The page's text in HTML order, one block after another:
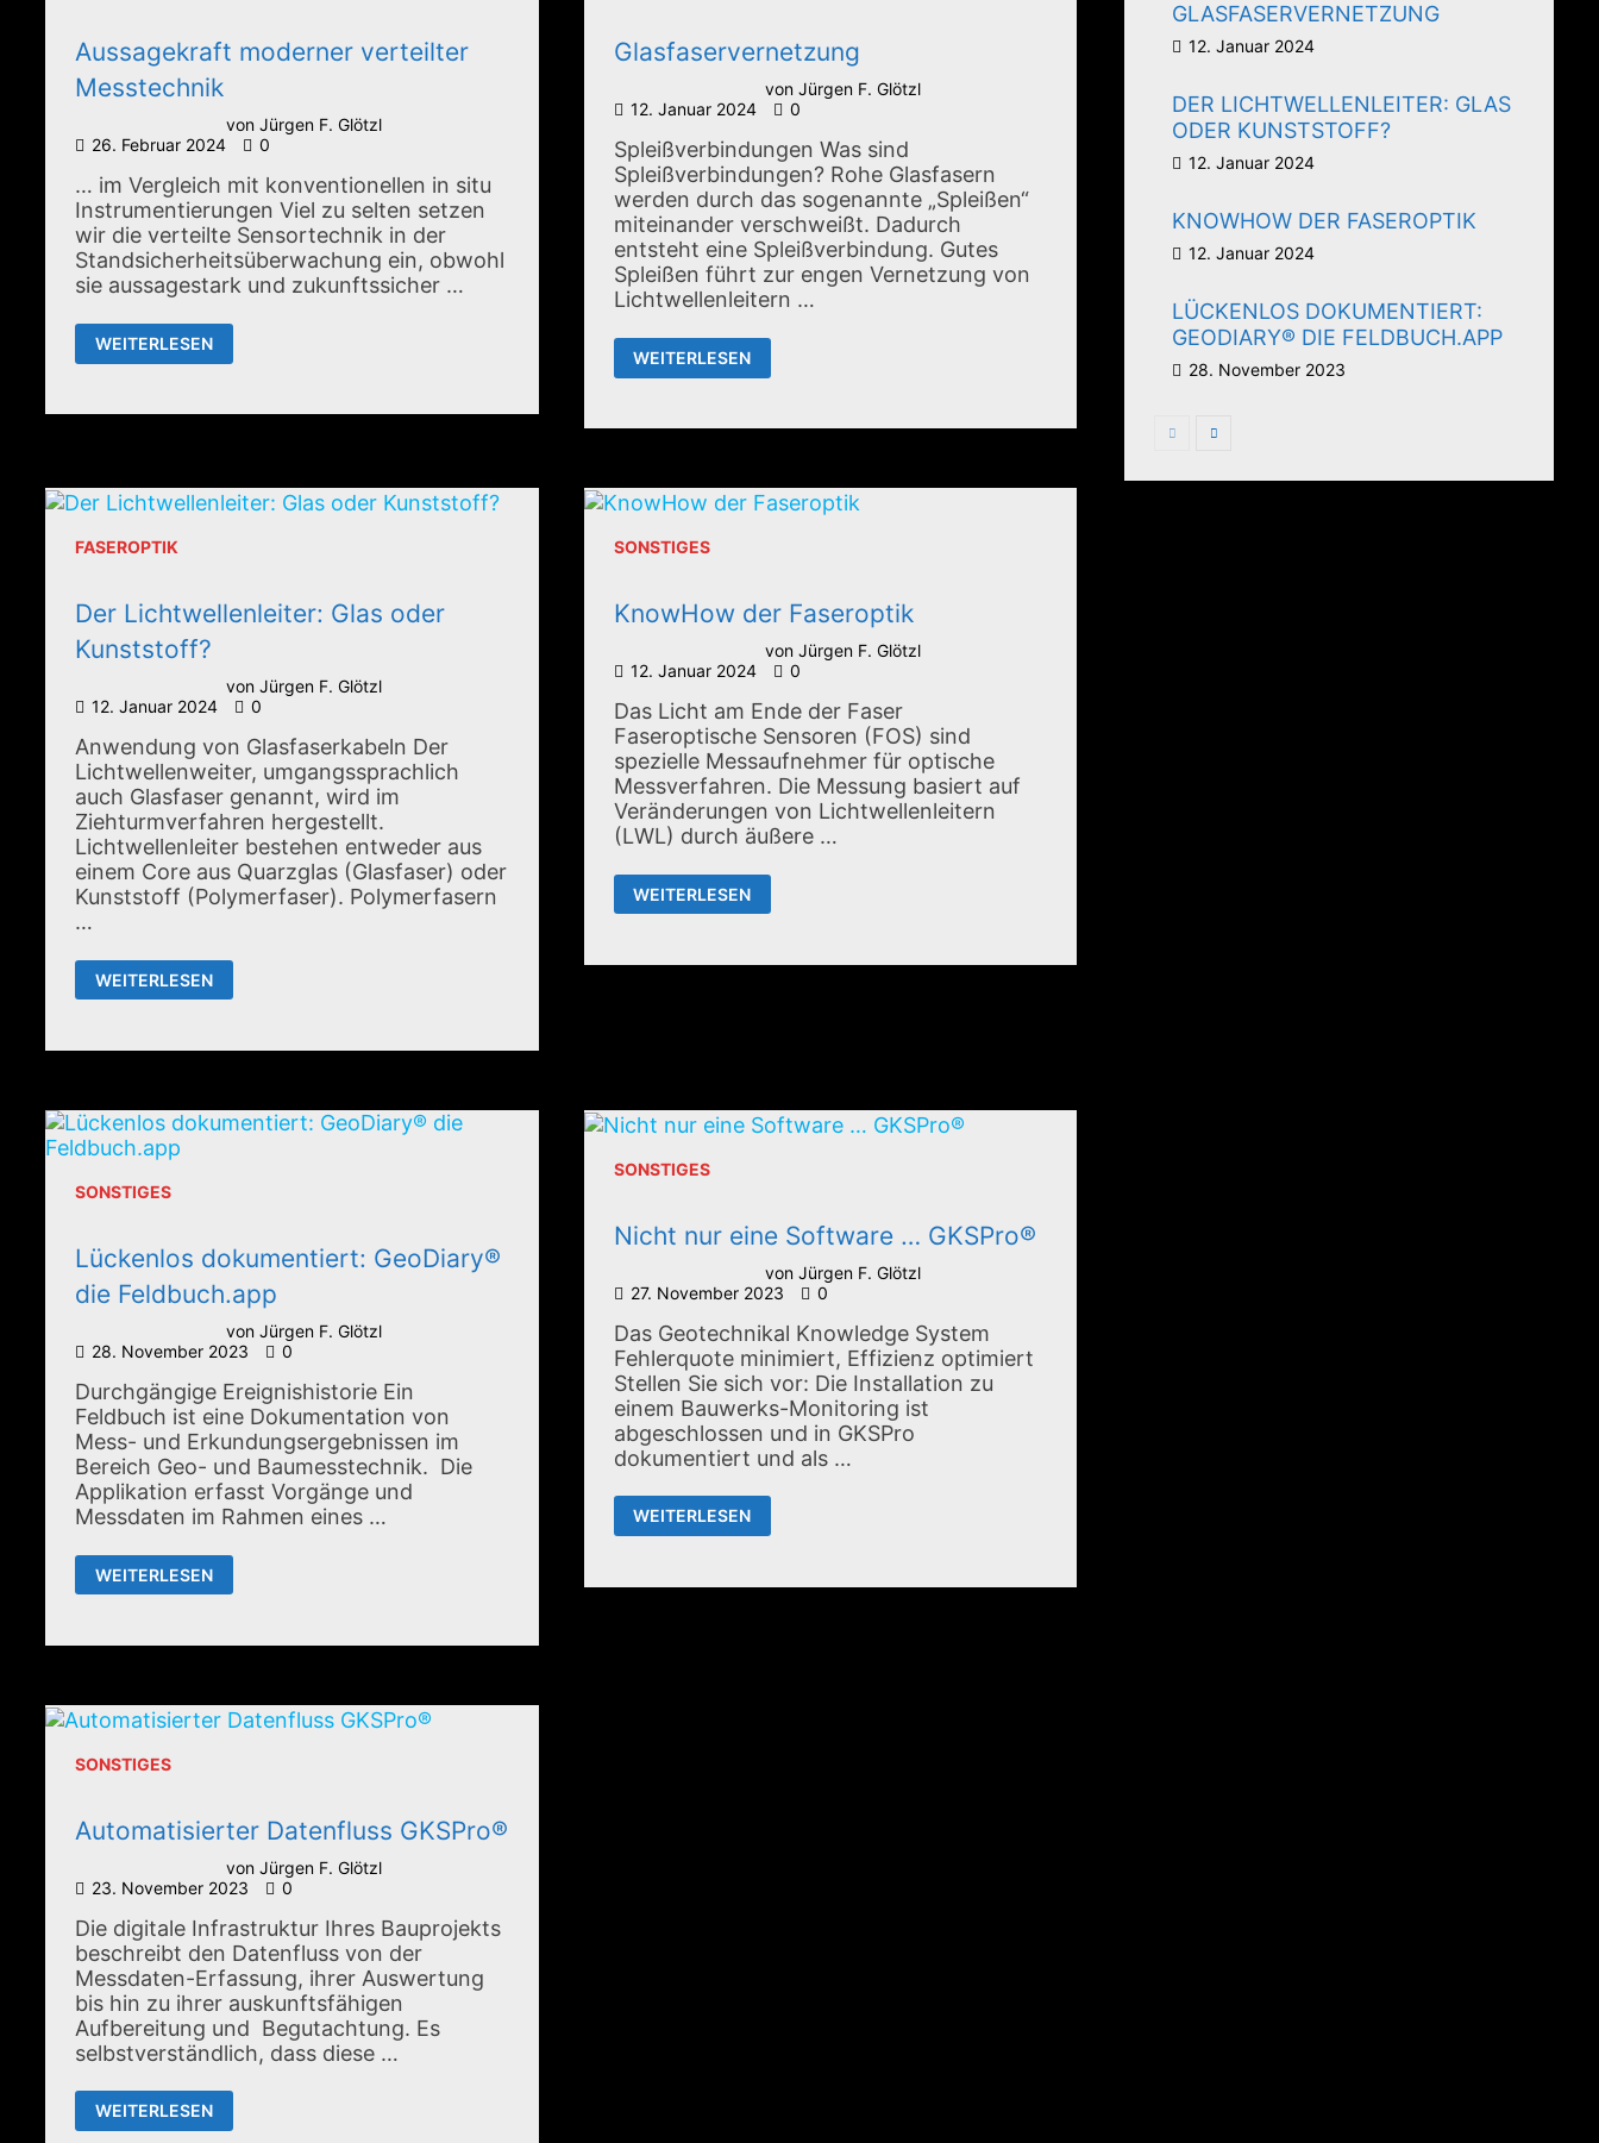
Aussagekraft moderner verteilter
Messtechnik
vonJürgen F. Glötzl
26. Februar 2024
0
… im Vergleich mit konventionellen in situ
Instrumentierungen Viel zu selten setzen
wir die verteilte Sensortechnik in der
Standsicherheitsüberwachung ein, obwohl
sie aussagestark und zukunftssicher …
AUSSAGEKRAFT
MODERNER
VERTEILTER
WEITERLESEN
Glasfaservernetzung
von Jürgen F. Glötzl
12. Januar 2024
0
Spleißverbindungen Was sind
Spleißverbindungen? Rohe Glasfasern
werden durch das sogenannte „Spleißen“
miteinander verschweißt. Dadurch
entsteht eine Spleißverbindung. Gutes
Spleißen führt zur engen Vernetzung von
Lichtwellenleitern …
GLASFASERVERNETZUNG
WEITERLESEN
FASEROPTIK
Der Lichtwellenleiter: Glas oder
Kunststoff?
vonJürgen F. Glötzl
12. Januar 2024
0
Anwendung von Glasfaserkabeln Der
Lichtwellenweiter, umgangssprachlich
auch Glasfaser genannt, wird im
Ziehturmverfahren hergestellt.
Lichtwellenleiter bestehen entweder aus
einem Core aus Quarzglas (Glasfaser) oder
Kunststoff (Polymerfaser). Polymerfasern
…
DER
LICHTWELLENLEITER:
GLAS
WEITERLESEN
SONSTIGES
KnowHow der Faseroptik
von Jürgen F. Glötzl
12. Januar 2024
0
Das Licht am Ende der Faser
Faseroptische Sensoren (FOS) sind
spezielle Messaufnehmer für optische
Messverfahren. Die Messung basiert auf
Veränderungen von Lichtwellenleitern
(LWL) durch äußere …
KNOWHOW
DER
FASEROPTIK
WEITERLESEN
SONSTIGES
Lückenlos dokumentiert: GeoDiary®
die Feldbuch.app
vonJürgen F. Glötzl
28. November 2023
0
Durchgängige Ereignishistorie Ein
Feldbuch ist eine Dokumentation von
Mess- und Erkundungsergebnissen im
Bereich Geo- und Baumesstechnik. Die
Applikation erfasst Vorgänge und
Messdaten im Rahmen eines …
LÜCKENLOS
DOKUMENTIERT:
GEODIARY®
WEITERLESEN
SONSTIGES
Nicht nur eine Software … GKSPro®
von Jürgen F. Glötzl
27. November 2023
0
Das Geotechnikal Knowledge System
Fehlerquote minimiert, Effizienz optimiert
Stellen Sie sich vor: Die Installation zu
einem Bauwerks-Monitoring ist
abgeschlossen und in GKSPro
dokumentiert und als …
NICHT
NUR
EINE
GKSPRO®
WEITERLESEN
SONSTIGES
Automatisierter Datenfluss GKSPro®
vonJürgen F. Glötzl
23. November 2023
0
Die digitale Infrastruktur Ihres Bauprojekts
beschreibt den Datenfluss von der
Messdaten-Erfassung, ihrer Auswertung
bis hin zu ihrer auskunftsfähigen
Aufbereitung und Begutachtung. Es
selbstverständlich, dass diese …
AUTOMATISIERTER
DATENFLUSS
GKSPRO®
WEITERLESEN
GLASFASERVERNETZUNG
12. Januar 2024
DER LICHTWELLENLEITER: GLAS
ODER KUNSTSTOFF?
12. Januar 2024
KNOWHOW DER FASEROPTIK
12. Januar 2024
LÜCKENLOS DOKUMENTIERT:
GEODIARY® DIE FELDBUCH.APP
28. November 2023